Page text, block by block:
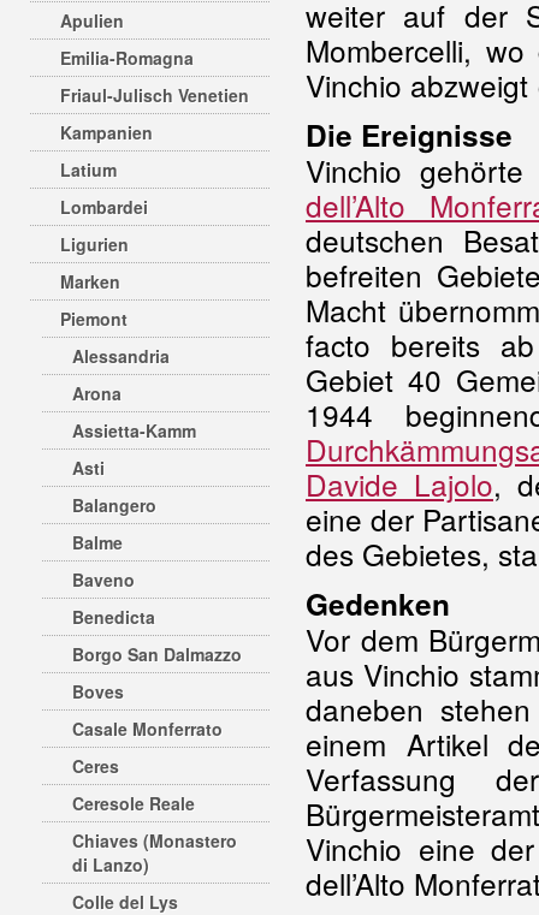
Apulien
Emilia-Romagna
Friaul-Julisch Venetien
Kampanien
Latium
Lombardei
Ligurien
Marken
Piemont
Alessandria
Arona
Assietta-Kamm
Asti
Balangero
Balme
Baveno
Benedicta
Borgo San Dalmazzo
Boves
Casale Monferrato
Ceres
Ceresole Reale
Chiaves (Monastero
di Lanzo)
Colle del Lys
weiter auf der
Mombercelli,
Vinchio
Die Ereignisse
Vinchio
dell’Alto
deutschen
befreiten
Macht
facto bereits
Gebiet 40
1944
Davide Lajolo,
eine der
des Gebietes,
Gedenken
Vor dem
aus Vinchio
daneben
einem Artikel
Verfassung
Vinchio eine
dell’Alto